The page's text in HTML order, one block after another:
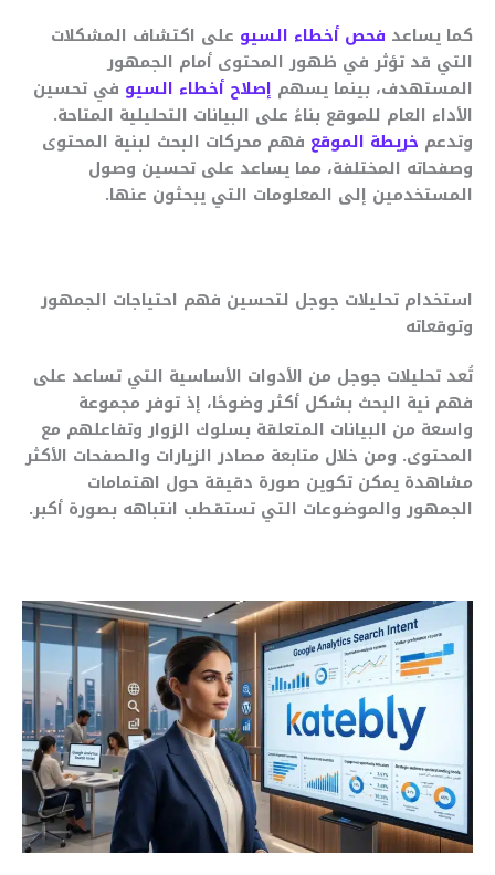
كما يساعد فحص أخطاء السيو على اكتشاف المشكلات
التي قد تؤثر في ظهور المحتوى أمام الجمهور
المستهدف، بينما يسهم إصلاح أخطاء السيو في تحسين
الأداء العام للموقع بناءً على البيانات التحليلية المتاحة.
وتدعم خريطة الموقع فهم محركات البحث لبنية المحتوى
وصفحاته المختلفة، مما يساعد على تحسين وصول
المستخدمين إلى المعلومات التي يبحثون عنها.
استخدام تحليلات جوجل لتحسين فهم احتياجات الجمهور
وتوقعاته
تُعد تحليلات جوجل من الأدوات الأساسية التي تساعد على
فهم نية البحث بشكل أكثر وضوحًا، إذ توفر مجموعة
واسعة من البيانات المتعلقة بسلوك الزوار وتفاعلهم مع
المحتوى. ومن خلال متابعة مصادر الزيارات والصفحات الأكثر
مشاهدة يمكن تكوين صورة دقيقة حول اهتمامات
الجمهور والموضوعات التي تستقطب انتباهه بصورة أكبر.